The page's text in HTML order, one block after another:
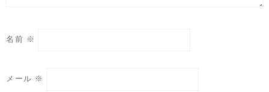
名前 ※
メール ※